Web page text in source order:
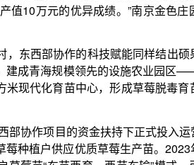
扶持下正式投入运营，向湟中区周边及
草莓生产苗。2023年，湟中区与江苏省
西苗东输”模式，引进江苏优质草莓品
苏省农业科学院专门为湟中区培育了新
甜度高，是高产优质品种，计划在全国
说。
面倾力帮助；在销售端，积极帮助打开
产品通过订单农业模式，销往广州、长